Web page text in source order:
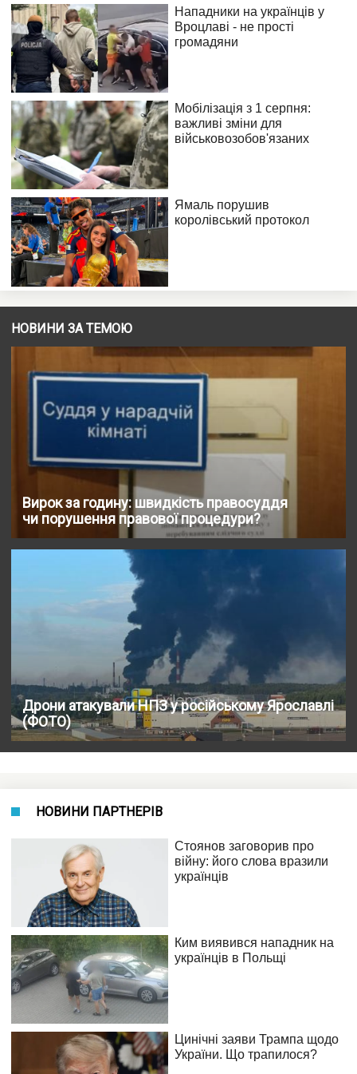
НОВИНИ ЗА ТЕМОЮ
Вирок за годину: швидкість правосуддя
чи порушення правової процедури?
Дрони атакували НПЗ у російському Ярославлі
(ФОТО)
НОВИНИ ПАРТНЕРІВ